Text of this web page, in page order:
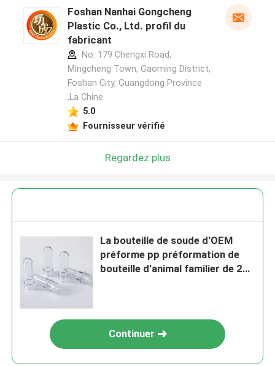
Foshan Nanhai Gongcheng
Plastic Co., Ltd. profil du
fabricant
No. 179 Chengxi Road,
Mingcheng Town, Gaoming District,
Foshan City, Guangdong Province
,La Chine
5.0
Fournisseur vérifié
Regardez plus
La bouteille de soude d'OEM
préforme pp préformation de
bouteille d'animal familier de 20
Continuer